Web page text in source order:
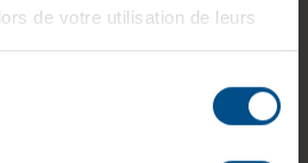
de votre utilisation de leurs
et zones